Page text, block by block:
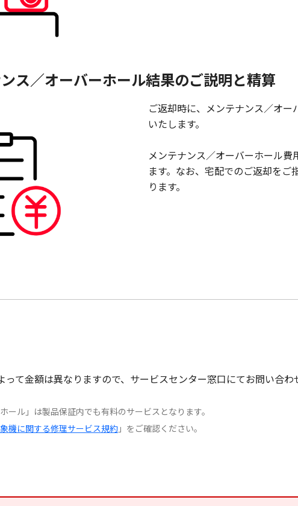
ス／オーバーホール結果のご説明と精算
ご返却時に、メンテナンス／オ
いたします。
メンテナンス／オーバーホール
ます。なお、宅配でのご返却を
ります。
て金額は異なりますので、サービスセンター窓口にてお問い合わ
ール」は製品保証内でも有料のサービスとなります。
機に関する修理サービス規約 」をご確認ください。